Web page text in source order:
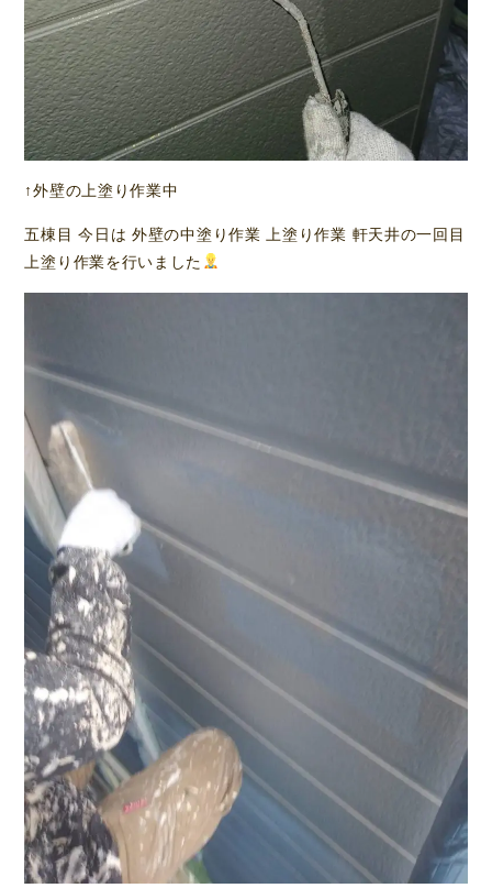
↑外壁の上塗り作業中
五棟目 今日は 外壁の中塗り作業 上塗り作業 軒天井の一回目
上塗り作業を行いました